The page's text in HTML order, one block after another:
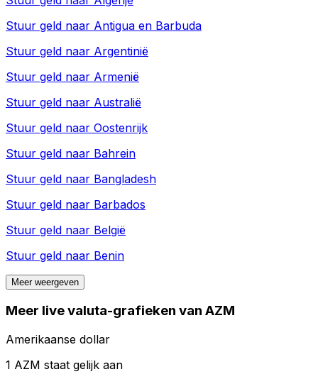
Stuur geld naar Antigua en Barbuda
Stuur geld naar Argentinië
Stuur geld naar Armenië
Stuur geld naar Australië
Stuur geld naar Oostenrijk
Stuur geld naar Bahrein
Stuur geld naar Bangladesh
Stuur geld naar Barbados
Stuur geld naar België
Stuur geld naar Benin
Meer weergeven
Meer live valuta-grafieken van AZM
Amerikaanse dollar
1 AZM staat gelijk aan